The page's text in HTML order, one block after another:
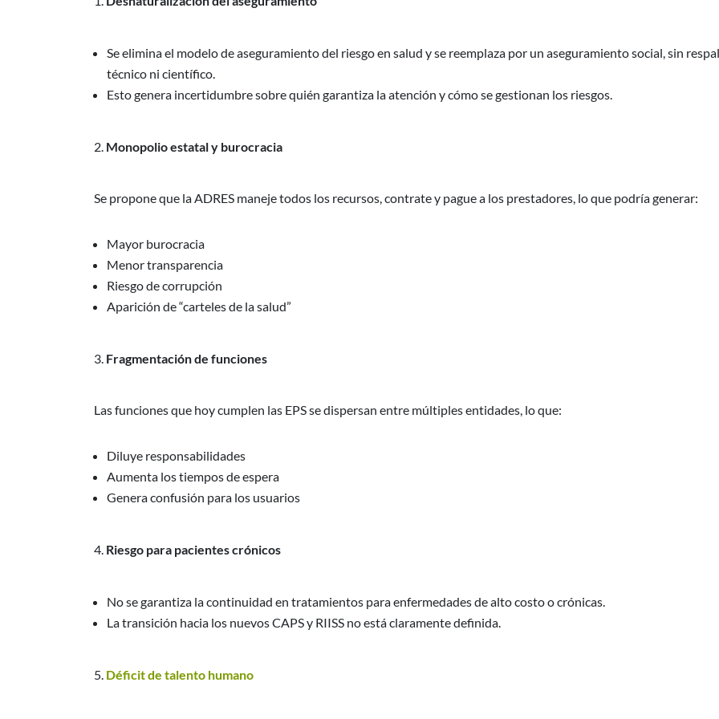
Se elimina el modelo de aseguramiento del riesgo en salud y se reemplaza por un aseguramiento social, sin
técnico ni científico.
Esto genera incertidumbre sobre quién garantiza la atención y cómo se gestionan los riesgos.
Monopolio estatal y burocracia
Se propone que la ADRES maneje todos los recursos, contrate y pague a los prestadores, lo que podría generar:
Mayor burocracia
Menor transparencia
Riesgo de corrupción
Aparición de “carteles de la salud”
Fragmentación de funciones
Las funciones que hoy cumplen las EPS se dispersan entre múltiples entidades, lo que:
Diluye responsabilidades
Aumenta los tiempos de espera
Genera confusión para los usuarios
Riesgo para pacientes crónicos
No se garantiza la continuidad en tratamientos para enfermedades de alto costo o crónicas.
La transición hacia los nuevos CAPS y RIISS no está claramente definida.
Déficit de talento humano